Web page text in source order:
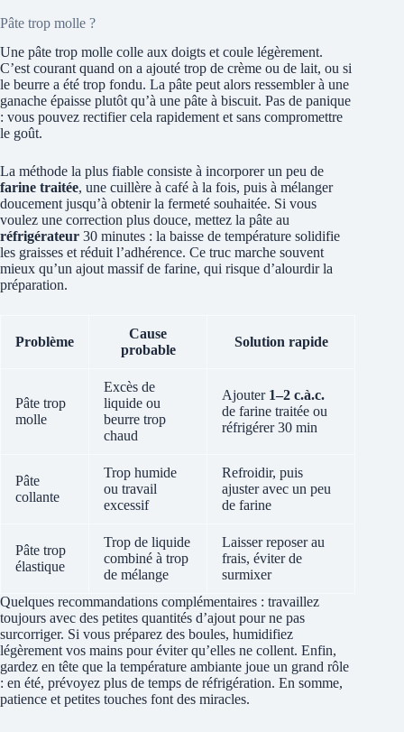
Pâte trop molle ?
Une pâte trop molle colle aux doigts et coule légèrement.
C’est courant quand on a ajouté trop de crème ou de lait, ou si
le beurre a été trop fondu. La pâte peut alors ressembler à une
ganache épaisse plutôt qu’à une pâte à biscuit. Pas de panique
: vous pouvez rectifier cela rapidement et sans compromettre
le goût.
La méthode la plus fiable consiste à incorporer un peu de
farine traitée, une cuillère à café à la fois, puis à mélanger
doucement jusqu’à obtenir la fermeté souhaitée. Si vous
voulez une correction plus douce, mettez la pâte au
réfrigérateur 30 minutes : la baisse de température solidifie
les graisses et réduit l’adhérence. Ce truc marche souvent
mieux qu’un ajout massif de farine, qui risque d’alourdir la
préparation.
Problème
Cause
probable
Solution rapide
Pâte trop
molle
Excès de
liquide ou
beurre trop
chaud
Ajouter 1–2 c.à.c.
de farine traitée ou
réfrigérer 30 min
Pâte
collante
Trop humide
ou travail
excessif
Refroidir, puis
ajuster avec un peu
de farine
Pâte trop
élastique
Trop de liquide
combiné à trop
de mélange
Laisser reposer au
frais, éviter de
surmixer
Quelques recommandations complémentaires : travaillez
toujours avec des petites quantités d’ajout pour ne pas
surcorriger. Si vous préparez des boules, humidifiez
légèrement vos mains pour éviter qu’elles ne collent. Enfin,
gardez en tête que la température ambiante joue un grand rôle
: en été, prévoyez plus de temps de réfrigération. En somme,
patience et petites touches font des miracles.